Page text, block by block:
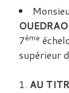
7ème
supérieur
AU